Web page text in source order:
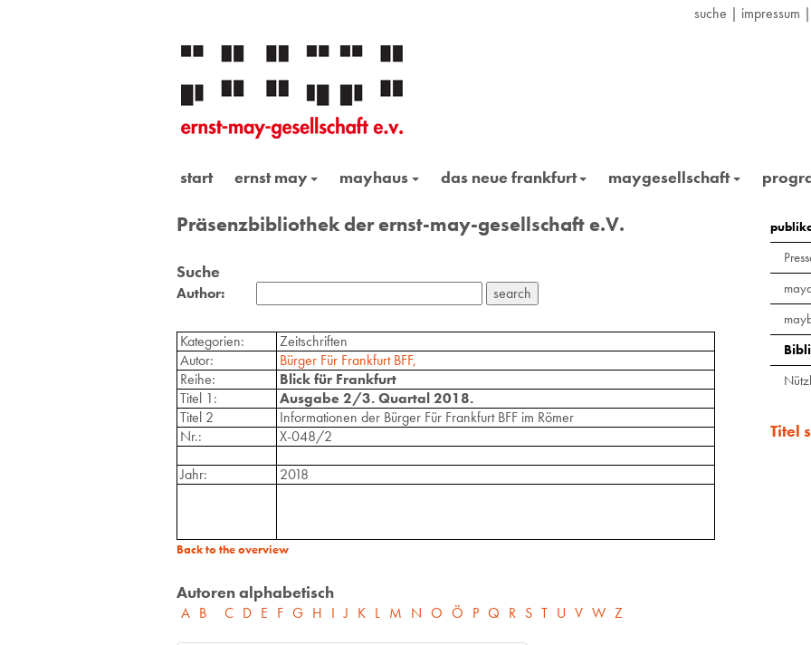
suche | impressum |
start ernst may mayhaus das neue frankfurt maygesellschaft
Präsenzbibliothek der ernst-may-gesellschaft e.V.
Suche
Author:
Kategorien:
Zeitschriften
Autor:
Bürger Für Frankfurt BFF,
Reihe:
Blick für Frankfurt
Titel 1:
Ausgabe 2/3. Quartal 2018.
Titel 2
Informationen der Bürger Für Frankfurt BFF im Römer
Nr.:
X-048/2
Jahr:
2018
Back to the overview
Autoren alphabetisch
A B C D E F G H I J K L M N O Ö P Q R S T U V W Z
Titel